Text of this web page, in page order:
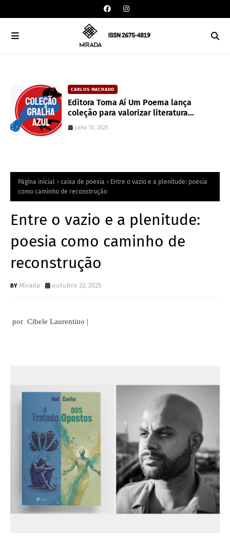
CARLOS MACHADO
Editora Toma Aí Um Poema lança
coleção para valorizar literatura
paranaense
julho 10, 2025
Página inicial caixa de poesia
Entre o vazio e a plenitude: poesia
como caminho de reconstrução
Entre o vazio e a plenitude:
poesia como caminho de
reconstrução
Mirada outubro 22, 2025
por Cibele Laurentino |